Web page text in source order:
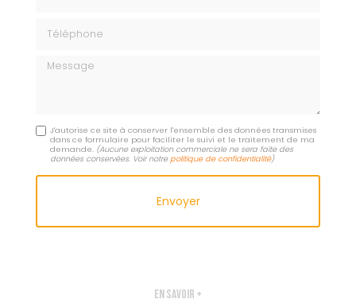
Message
J'autorise ce site à conserver l'ensemble des données transmises
dans ce formulaire pour faciliter le suivi et le traitement de ma
demande. (Aucune exploitation commerciale ne sera faite des
données conservées. Voir notrepolitique de confidentialité)
En savoir +